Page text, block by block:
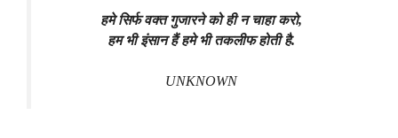
हमे सिर्फ वक्त गुजारने को ही न चाहा करो,
हम भी इंसान हैं हमे भी तकलीफ होती है.
UNKNOWN